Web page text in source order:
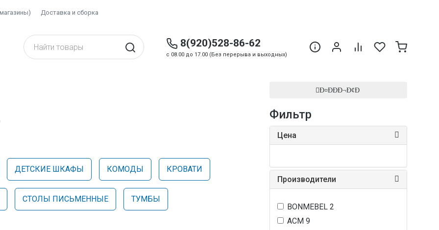
Доставка и сборка
8(920)528-86-62
c 08.00 до 17.00 (Без перерыва и выходных)
ДЕТСКИЕ ШКАФЫ КОМОДЫ КРОВАТИ
СТОЛЫ ПИСЬМЕННЫЕ ТУМБЫ
Ð¤ÐÐÐ¬Ð¢Ð
Фильтр
Цена
Производители
BONMEBEL 2
АСМ 9